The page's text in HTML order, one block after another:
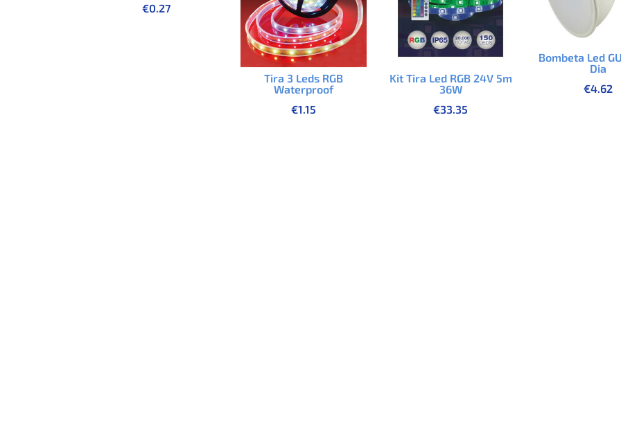
€0.27
Tira 3 Leds RGB
Waterproof
€1.15
Kit Tira Led RGB 24V 5m
36W
€33.35
Bombeta Led
Dia
€4.62